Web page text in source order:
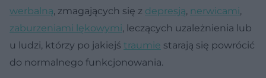
werbalną, zmagających się z depresją, nerwicami,
zaburzeniami lękowymi, leczących uzależnienia lub
u ludzi, którzy po jakiejś traumie starają się powrócić
do normalnego funkcjonowania.